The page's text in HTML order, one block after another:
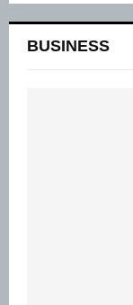
BUSINESS